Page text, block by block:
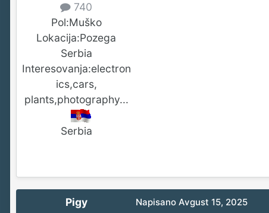
740
Pol:Muško
Lokacija:Pozega
Serbia
Interesovanja:electron
ics,cars,
plants,photography...
Serbia
Pigy Napisano Avgust 15, 2025